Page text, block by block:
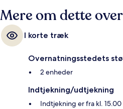
Mere om dette
I korte træk
Overnatningsstedets
2 enheder
Indtjekning/udtjekning
Indtjekning er fra kl. 15.00